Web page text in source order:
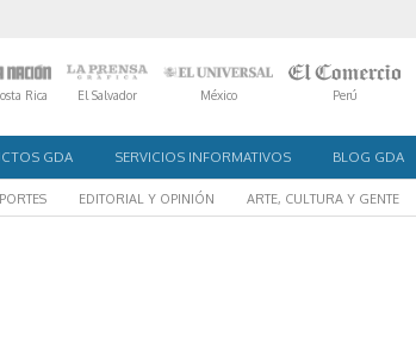
Rica El Salvador México Perú
GDA SERVICIOS INFORMATIVOS BLOG GDA
EDITORIAL Y OPINIÓN ARTE, CULTURA Y GENTE